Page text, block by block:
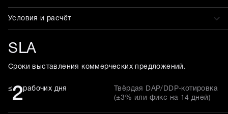
Условия и расчёт
SLA
Сроки выставления коммерческих предложений.
≤2рабочих дня
Твёрдая DAP/DDP-котировка
(±3% или фикс на 14 дней)